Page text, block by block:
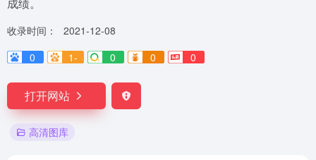
收录时间：
2021-12-08
0
1- 0 0 0
打开网站
高清图库